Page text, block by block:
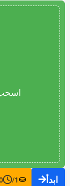
اسحب
ابدأ 1
/